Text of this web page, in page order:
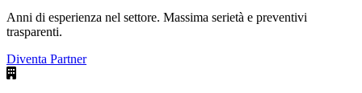
Anni di esperienza nel settore. Massima serietà e preventivi
trasparenti.
Diventa Partner